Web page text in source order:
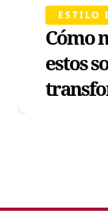
ESTILO
Cómo
estos